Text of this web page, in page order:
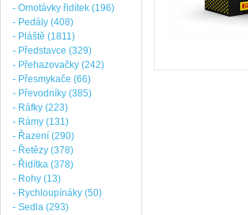
- Omotávky řidítek (196)
- Pedály (408)
- Pláště (1811)
- Představce (329)
- Přehazovačky (242)
- Přesmykače (66)
- Převodníky (385)
- Ráfky (223)
- Rámy (131)
- Řazení (290)
- Řetězy (378)
- Řidítka (378)
- Rohy (13)
- Rychloupínáky (50)
- Sedla (293)